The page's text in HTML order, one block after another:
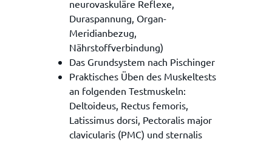
neurovaskuläre Reflexe,
Duraspannung, Organ-
Meridianbezug,
Nährstoffverbindung)
Das Grundsystem nach Pischinger
Praktisches Üben des Muskeltests
an folgenden Testmuskeln:
Deltoideus, Rectus femoris,
Latissimus dorsi, Pectoralis major
clavicularis (PMC) und sternalis